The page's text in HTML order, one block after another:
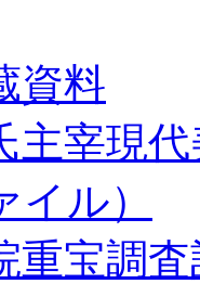
資料
主宰現
イル）
重宝調